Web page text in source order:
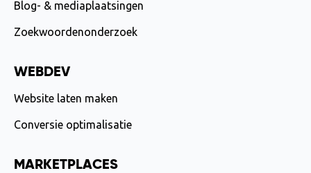
Blog- & mediaplaatsingen
Zoekwoordenonderzoek
WEBDEV
Website laten maken
Conversie optimalisatie
MARKETPLACES